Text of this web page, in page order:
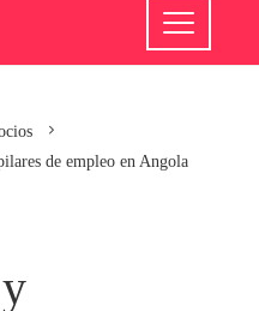
de empleo en Angola